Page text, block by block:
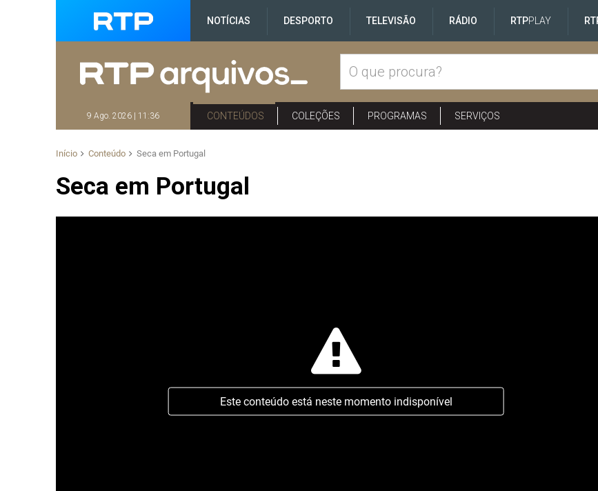
NOTÍCIAS DESPORTO TELEVISÃO RÁDIO RTPPLAY
9 Ago. 2026 | 11:36 CONTEÚDOS COLEÇÕES PROGRAMAS SERVIÇOS
Início Conteúdo Seca em Portugal
Seca em Portugal
Este conteúdo está neste momento indisponível